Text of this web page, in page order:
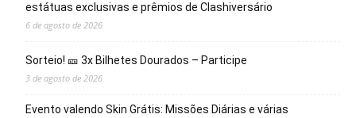
estátuas exclusivas e prêmios de Clashiversário
6 de agosto de 2026
Sorteio! 🎫 3x Bilhetes Dourados – Participe
3 de agosto de 2026
Evento valendo Skin Grátis: Missões Diárias e várias